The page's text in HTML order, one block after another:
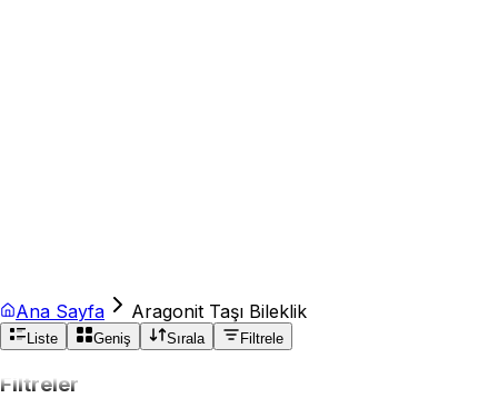
Ana Sayfa Aragonit Taşı Bileklik
Liste Geniş Sırala Filtrele
Filtreler